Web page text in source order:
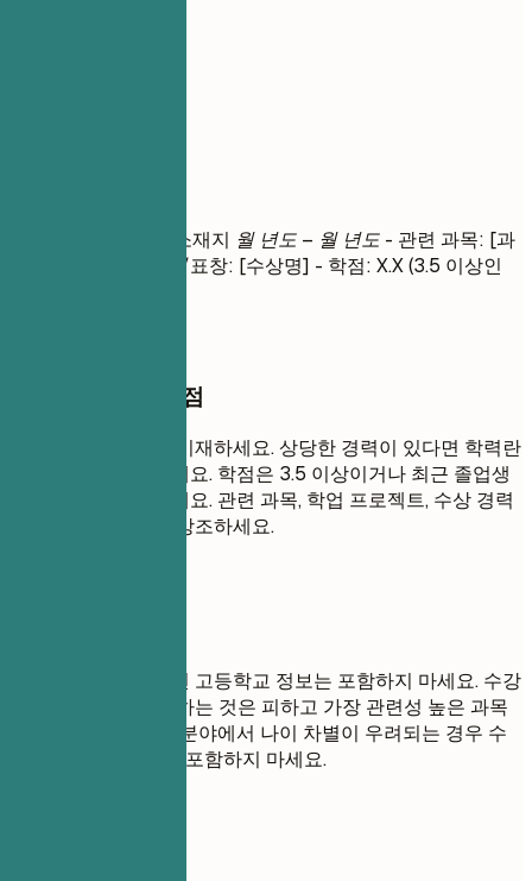
| 대학교명 | 소재지 월 년도 – 월 년도 - 관련 과목: [과
목 1], [과목 2] - 수상/표창: [수상명] - 학점: X.X (3.5 이상인
작성할 때 꼭 챙길 점
가장 높은 학력부터 기재하세요. 상당한 경력이 있다면 학력란
은 간결하게 유지하세요. 학점은 3.5 이상이거나 최근 졸업생
인 경우에만 포함하세요. 관련 과목, 학업 프로젝트, 수상 경력
또는 리더십 역할을 강조하세요.
대학교 학위가 있다면 고등학교 정보는 포함하지 마세요. 수강
한 모든 과목을 나열하는 것은 피하고 가장 관련성 높은 과목
만 선택하세요. 해당 분야에서 나이 차별이 우려되는 경우 수
십 년 전 졸업 날짜는 포함하지 마세요.